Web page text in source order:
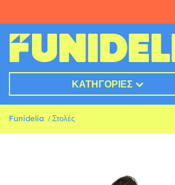
ΚΑΤΗΓΟΡΊΕΣ
Funidelia Στολές